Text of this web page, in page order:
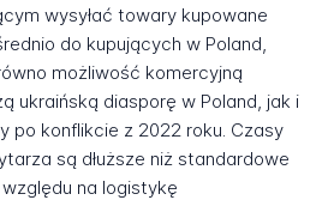
wysyłać towary kupowane
do kupujących w Poland,
możliwość komercyjną
ukraińską diasporę w Poland, jak i
po konflikcie z 2022 roku. Czasy
są dłuższe niż standardowe
na logistykę